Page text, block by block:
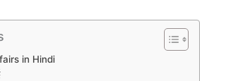
n
in Hindi